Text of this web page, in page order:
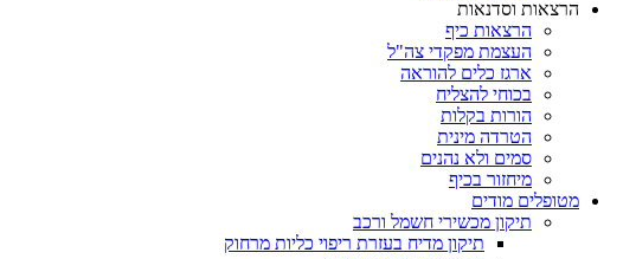
הרצאות וסדנאות
הרצאות כיף
העצמת מפקדי צה"ל
ארגז כלים להוראה
בכוחי להצליח
הורות בקלות
הטרדה מינית
סמים ולא נהנים
מיחזור בכיף
מטופלים מודים
תיקון מכשירי חשמל ורכב
תיקון מדיח בעזרת ריפוי כליות מרחוק